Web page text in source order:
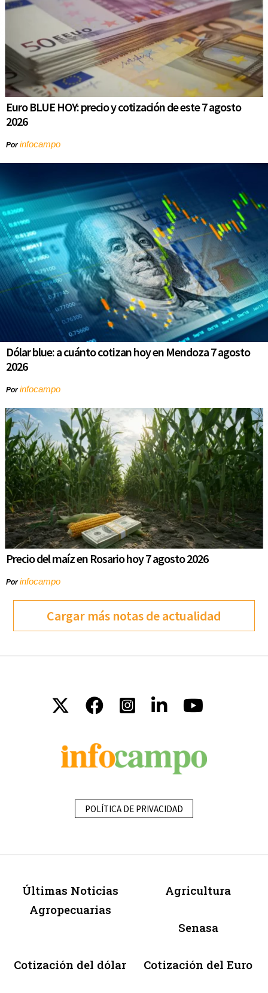
Euro BLUE HOY: precio y cotización de este 7 agosto
2026
Porinfocampo
Dólar blue: a cuánto cotizan hoy en Mendoza 7 agosto
2026
Porinfocampo
Precio del maíz en Rosario hoy 7 agosto 2026
Porinfocampo
Cargar más notas de actualidad
POLÍTICA DE PRIVACIDAD
Últimas Noticias
Agropecuarias
Agricultura
Senasa
Cotización del dólar Cotización del Euro